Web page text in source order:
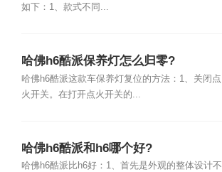
如下：1、款式不同...
哈佛h6酷派保养灯怎么归零?
哈佛h6酷派这款车保养灯复位的方法：1、关闭点
火开关。在打开点火开关的...
哈佛h6酷派和h6哪个好?
哈佛h6酷派比h6好：1、首先是外观的整体设计不